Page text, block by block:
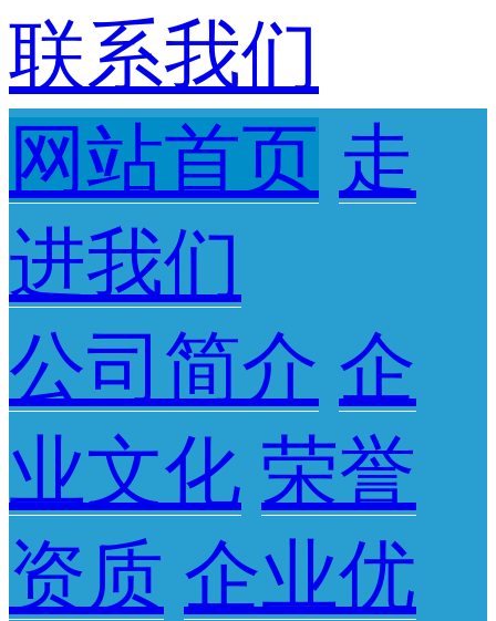
联系我们
网站首页 走
进我们
公司简介 企
业文化 荣誉
资质 企业优